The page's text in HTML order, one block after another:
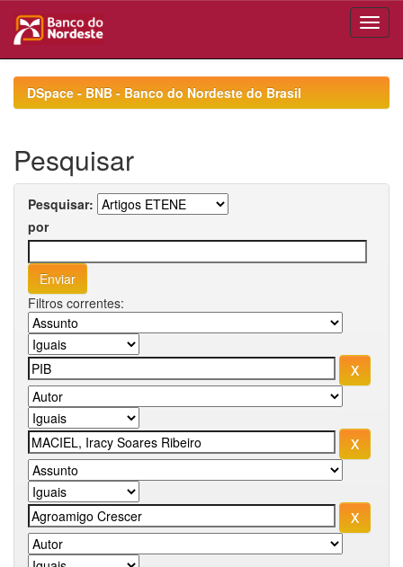
navigationDSpace - BNB - Banco do Nordeste do Brasil
Pesquisar
Pesquisar:
por
Filtros correntes: